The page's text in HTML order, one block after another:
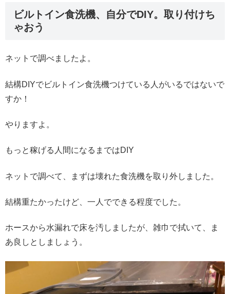
ビルトイン食洗機、自分でDIY。取り付けち
ゃおう
ネットで調べましたよ。
結構DIYでビルトイン食洗機つけている人がいるではないで
すか！
やりますよ。
もっと稼げる人間になるまではDIY
ネットで調べて、まずは壊れた食洗機を取り外しました。
結構重たかったけど、一人でできる程度でした。
ホースから水漏れで床を汚しましたが、雑巾で拭いて、ま
あ良しとしましょう。